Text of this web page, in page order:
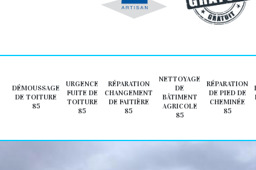
DÉMOUSSAGE
DE TOITURE
85
URGENCE
FUITE DE
TOITURE
85
RÉPARATION
CHANGEMENT
DE FAITIÈRE
85
NETTOYAGE
DE
BÂTIMENT
AGRICOLE
85
RÉPARATION
DE PIED DE
CHEMINÉE
85